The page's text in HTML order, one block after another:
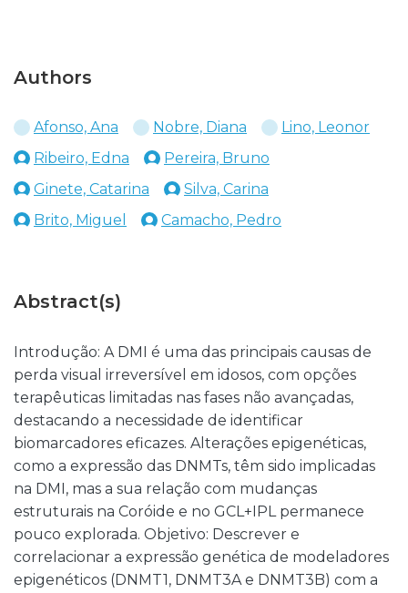
Authors
Afonso, Ana Nobre, Diana
Lino, Leonor
Ribeiro, Edna
Pereira, Bruno
Ginete, Catarina
Silva, Carina
Brito, Miguel
Camacho, Pedro
Abstract(s)
Introdução: A DMI é uma das principais causas de
perda visual irreversível em idosos, com opções
terapêuticas limitadas nas fases não avançadas,
destacando a necessidade de identificar
biomarcadores eficazes. Alterações epigenéticas,
como a expressão das DNMTs, têm sido implicadas
na DMI, mas a sua relação com mudanças
estruturais na Coróide e no GCL+IPL permanece
pouco explorada. Objetivo: Descrever e
correlacionar a expressão genética de modeladores
epigenéticos (DNMT1, DNMT3A e DNMT3B) com a